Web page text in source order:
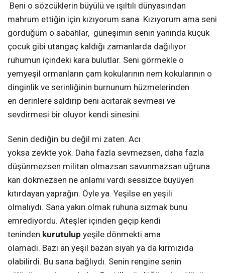
Beni o sözcüklerin büyülü ve ışıltılı dünyasından
mahrum ettiğin için kızıyorum sana. Kızıyorum ama seni
gördüğüm o sabahlar, güneşimin senin yanında küçük
çocuk gibi utangaç kaldığı zamanlarda dağılıyor
ruhumun içindeki kara bulutlar. Seni görmekle o
yemyeşil ormanların çam kokularının nem kokularının o
dinginlik ve serinliğinin burnunum hüzmelerinden
en derinlere saldırıp beni acıtarak sevmesi ve
sevdirmesi bir oluyor kendi sinesini.
Senin dediğin bu değil mi zaten. Acı
yoksa zevkte yok. Daha fazla sevmezsen, daha fazla
düşünmezsen militan olmazsan savunmazsan uğruna
kan dökmezsen ne anlamı vardı sessizce büyüyen
kıtırdayan yaprağın. Öyle ya. Yeşilse en yeşili
olmalıydı. Sana yakın olmak ruhuna sızmak bunu
emrediyordu. Ateşler içinden geçip kendi
teninden kurutulup yeşile dönmekti ama
olamadı. Bazı an yeşil bazan siyah ya da kırmızıda
olabilirdi. Bu sana bağlıydı. Senin rengine senin